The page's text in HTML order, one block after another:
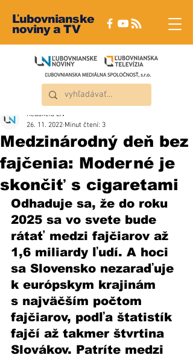
Ľubovnianske
noviny a TV
Medzinárodný deň bez
fajčenia: Moderné je
skončiť s cigaretami
Redakcia ĽN
26. 11. 2022 Minut čtení: 3
Odhaduje sa, že do roku
2025 sa vo svete bude
rátať medzi fajčiarov až
1,6 miliardy ľudí. A hoci
sa Slovensko nezaraďuje
k európskym krajinám
s najväčším počtom
fajčiarov, podľa štatistík
fajčí až takmer štvrtina
Slovákov. Patríte medzi